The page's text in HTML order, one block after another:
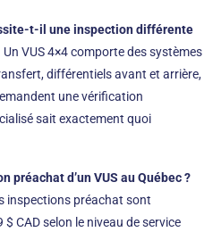
t-il une inspection différente
Un VUS 4×4 comporte des systèmes
différentiels avant et arrière,
une vérification
sait exactement quoi
préachat d’un VUS au Québec ?
inspections préachat sont
CAD selon le niveau de service